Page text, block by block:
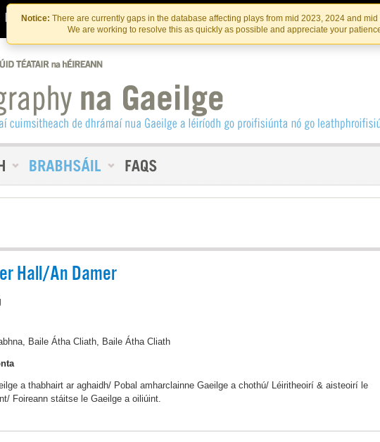
Skip
to
the
content
Skip
to
content
Notice: There are currently gaps in the database affecting plays from mid 2023, 2024 and
We are working to resolve this as quickly as possible and appreciate your
| Déan Teagmháil Linn INSTITIúID TéATAIR NA
Hall/An Damer
Baile Átha Cliath, Baile Átha Cliath
a thabhairt ar aghaidh/ Pobal amharclainne Gaeilge a chothú/ Léiritheoirí & aisteoirí le
Foireann stáitse le Gaeilge a oiliúint.